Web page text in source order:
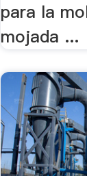
para la
mojada ...